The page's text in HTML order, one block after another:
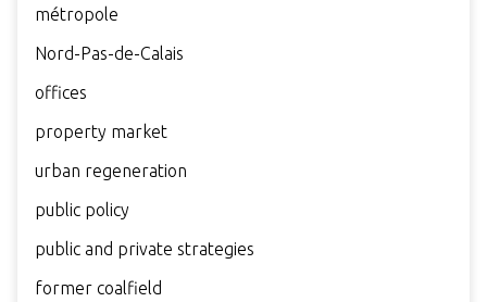
métropole
Nord-Pas-de-Calais
offices
property market
urban regeneration
public policy
public and private strategies
former coalfield